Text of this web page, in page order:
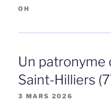
OH
Un patronyme
Saint-Hilliers
3 MARS 2026